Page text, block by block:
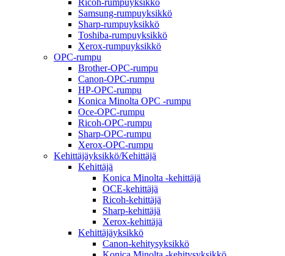
Ricoh-rumpuyksikkö
Samsung-rumpuyksikkö
Sharp-rumpuyksikkö
Toshiba-rumpuyksikkö
Xerox-rumpuyksikkö
OPC-rumpu
Brother-OPC-rumpu
Canon-OPC-rumpu
HP-OPC-rumpu
Konica Minolta OPC -rumpu
Oce-OPC-rumpu
Ricoh-OPC-rumpu
Sharp-OPC-rumpu
Xerox-OPC-rumpu
Kehittäjäyksikkö/Kehittäjä
Kehittäjä
Konica Minolta -kehittäjä
OCE-kehittäjä
Ricoh-kehittäjä
Sharp-kehittäjä
Xerox-kehittäjä
Kehittäjäyksikkö
Canon-kehitysyksikkö